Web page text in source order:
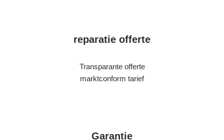
reparatie offerte
Transparante offerte
marktconform tarief
Garantie